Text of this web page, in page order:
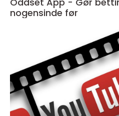
nogensinde før